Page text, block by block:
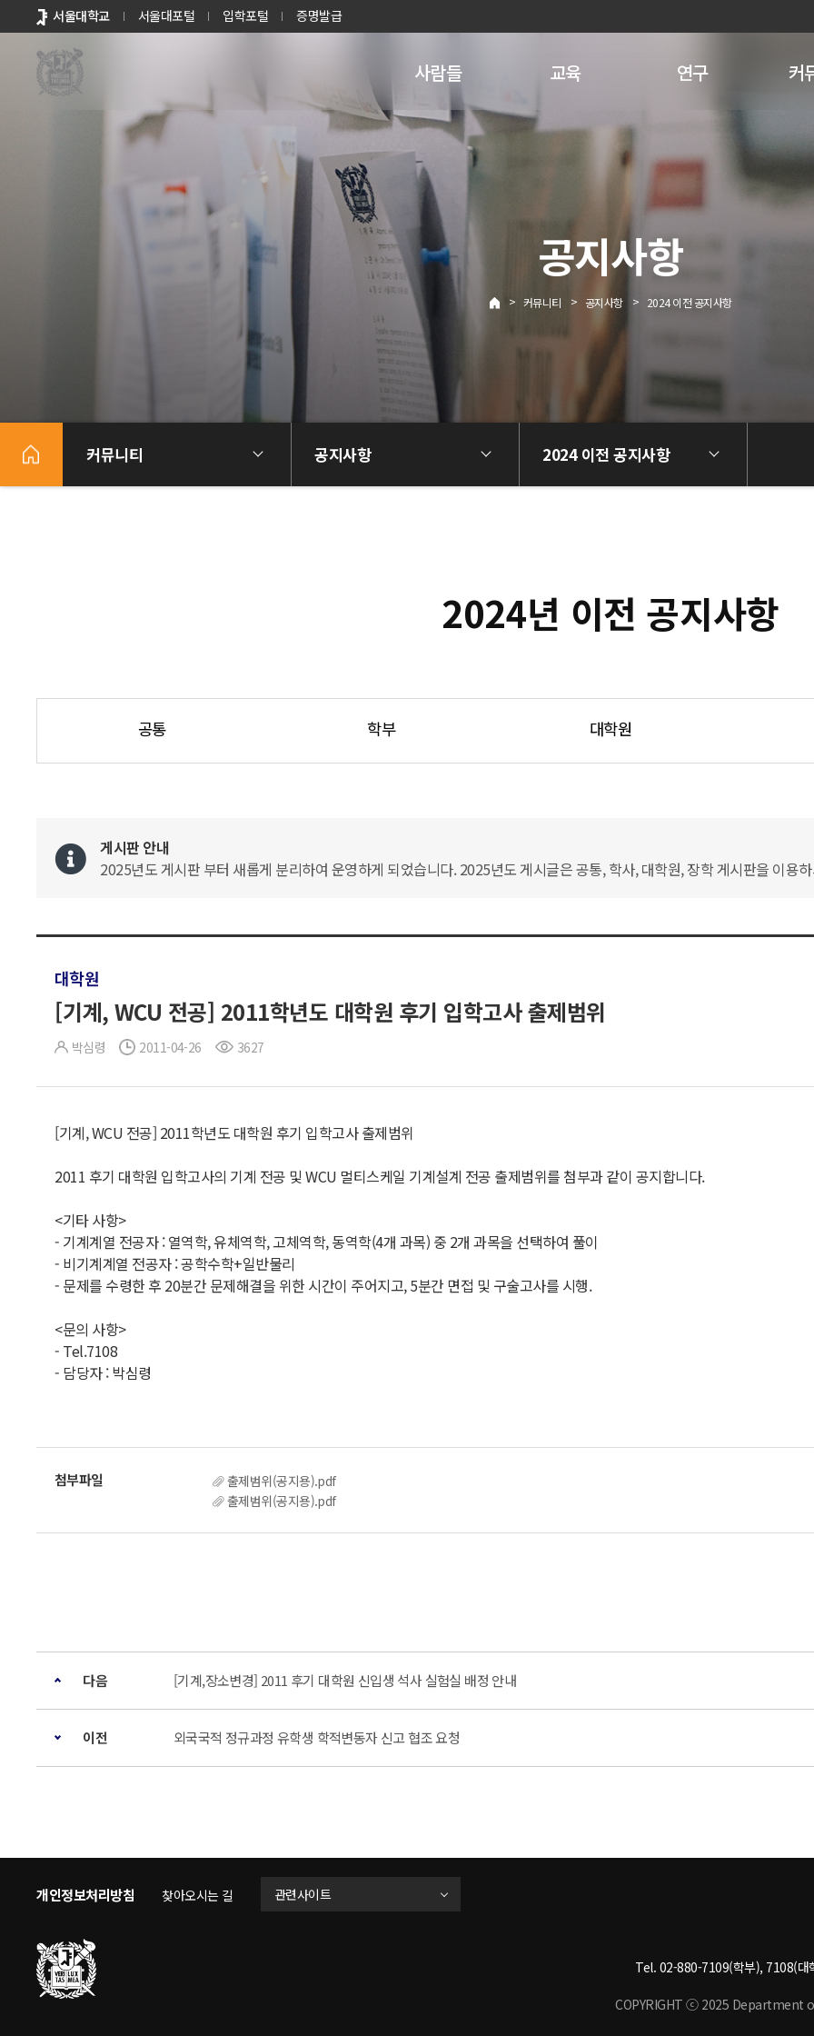
바로가기
메뉴
서울대학교 서울대포털 입학포털 증명발급
사람들 교육 연구 커
공지사항
> 커뮤니티 > 공지사항 > 2024 이전 공지사항
커뮤니티 공지사항 2024 이전 공지사항
2024년 이전 공지사항
공통 학부 대학원
게시판 안내
2025년도 게시판 부터 새롭게 분리하여 운영하게 되었습니다. 2025년도 게시글은 공통, 학사, 대학원, 장학 게시판을 이용
대학원
[기계, WCU 전공] 2011학년도 대학원 후기 입학고사 출제범위
박심령 2011-04-26 3627
[기계, WCU 전공] 2011학년도 대학원 후기 입학고사 출제범위
2011 후기 대학원 입학고사의 기계 전공 및 WCU 멀티스케일 기계설계 전공 출제범위를 첨부과 같이 공지합니다.
<기타 사항>
- 기계계열 전공자 : 열역학, 유체역학, 고체역학, 동역학(4개 과목) 중 2개 과목을 선택하여 풀이
- 비기계계열 전공자 : 공학수학+일반물리
- 문제를 수령한 후 20분간 문제해결을 위한 시간이 주어지고, 5분간 면접 및 구술고사를 시행.
<문의 사항>
- Tel.7108
- 담당자 : 박심령
출제범위(공지용).pdf
출제범위(공지용).pdf
다음 [기계,장소변경] 2011 후기 대학원 신입생 석사 실험실 배정 안내
이전 외국국적 정규과정 유학생 학적변동자 신고 협조 요청
개인정보처리방침 찾아오시는 길 관련사이트
Tel. 02-880-7109(학부), 7108(
COPYRIGHT ⓒ 2025 Department